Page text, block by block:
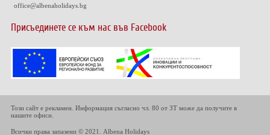
office@albenaholidays.bg
Присъединете се към нас във Facebook
Този сайт е рекламен. Информация съгласно чл. 80 от ЗТ може да получите в
нашите офиси.
Всички права запазени © 2021. Albena Holidays